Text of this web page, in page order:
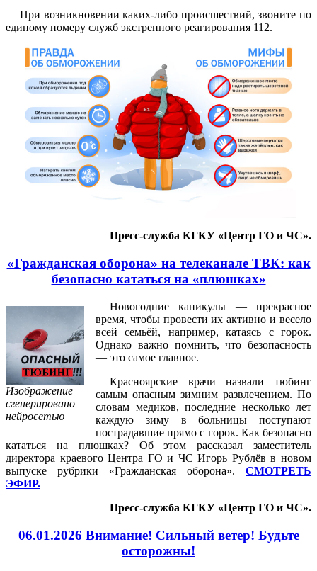
При возникновении каких-либо происшествий, звоните по
единому номеру служб экстренного реагирования 112.
Пресс-служба КГКУ «Центр ГО и ЧС».
«Гражданская оборона» на телеканале ТВК: как
безопасно кататься на «плюшках»
Изображение
сгенерировано
нейросетью
Новогодние каникулы — прекрасное
время, чтобы провести их активно и весело
всей семьёй, например, катаясь с горок.
Однако важно помнить, что безопасность
— это самое главное.
Красноярские врачи назвали тюбинг
самым опасным зимним развлечением. По
словам медиков, последние несколько лет
каждую зиму в больницы поступают
пострадавшие прямо с горок. Как безопасно
кататься на плюшках? Об этом рассказал заместитель
директора краевого Центра ГО и ЧС Игорь Рублёв в новом
выпуске рубрики «Гражданская оборона». СМОТРЕТЬ
ЭФИР.
Пресс-служба КГКУ «Центр ГО и ЧС».
06.01.2026 Внимание! Сильный ветер! Будьте
осторожны!